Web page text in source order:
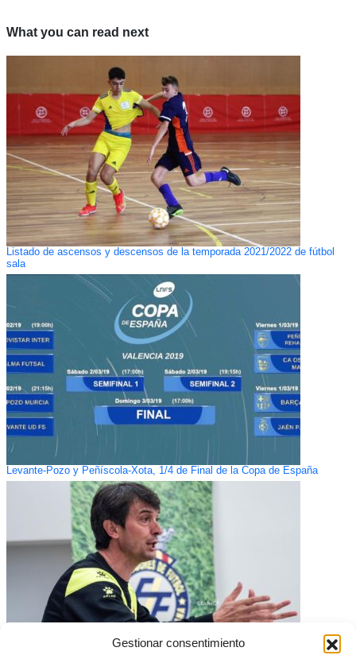
Gestionar consentimiento
What you can read next
Listado de ascensos y descensos de la temporada 2021/2022 de fútbol
sala
Levante-Pozo y Peñíscola-Xota, 1/4 de Final de la Copa de España